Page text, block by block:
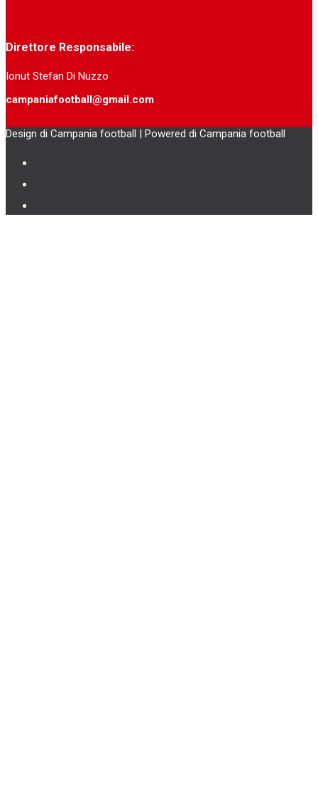
Direttore Responsabile:
Ionut Stefan Di Nuzzo
campaniafootball@gmail.com
Design di Campania football | Powered di Campania football